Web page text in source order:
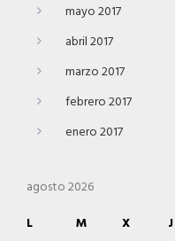
mayo 2017
abril 2017
marzo 2017
febrero 2017
enero 2017
agosto 2026
L
M X J